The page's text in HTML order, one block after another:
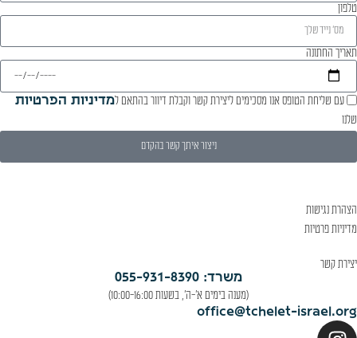
טלפון
תאריך החתונה
עם שליחת הטופס אנו מסכימים ליצירת קשר וקבלת דיוור בהתאם למדיניות הפרטיות
שלנו
ניצור איתך קשר בהקדם
הצהרת נגישות
מדיניות פרטיות
יצירת קשר
משרד: 055-931-8390
(מענה בימים א'-ה', בשעות 10:00-16:00)
office@tchelet-israel.org